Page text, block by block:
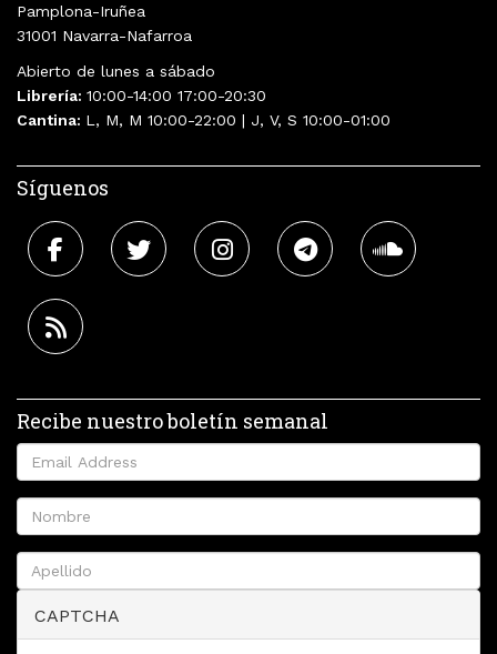
Pamplona-Iruñea
31001 Navarra-Nafarroa
Abierto de lunes a sábado
Librería: 10:00-14:00 17:00-20:30
Cantina: L, M, M 10:00-22:00 | J, V, S 10:00-01:00
Síguenos
Recibe nuestro boletín semanal
CAPTCHA